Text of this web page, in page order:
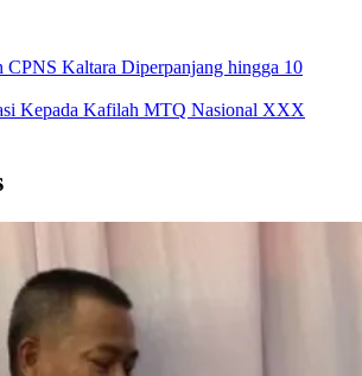
CPNS Kaltara Diperpanjang hingga 10
Kepada Kafilah MTQ Nasional XXX